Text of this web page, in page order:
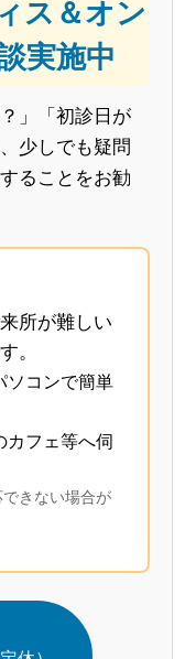
ス＆オン
実施中
」「初診日が
少しでも疑問
ることをお勧
所が難しい
。
ソコンで簡単
カフェ等へ伺
きない場合が